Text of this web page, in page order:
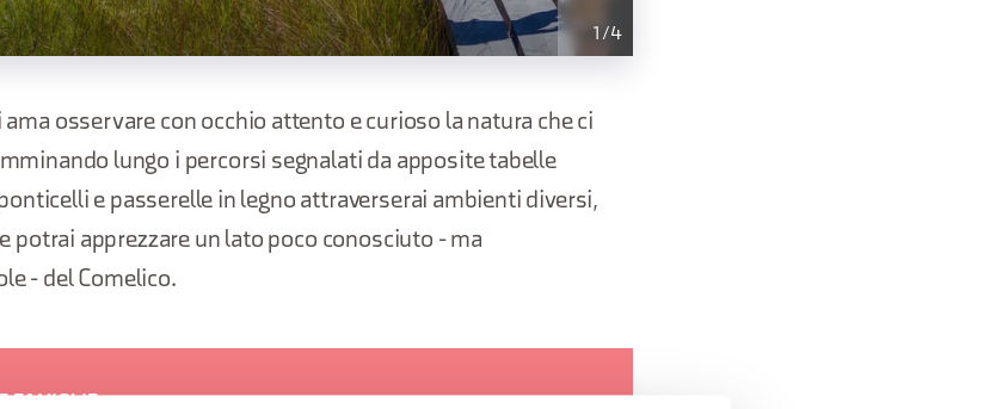
1 /4
osservare con occhio attento e curioso la natura che ci
lungo i percorsi segnalati da apposite tabelle
e passerelle in legno attraverserai ambienti diversi,
potrai apprezzare un lato poco conosciuto - ma
- del Comelico.